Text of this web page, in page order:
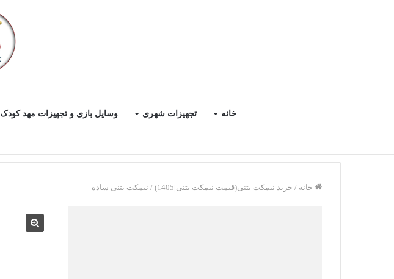
خانه تجهیزات شهری وسایل بازی و تجهیزات مهد کودک
خانه / خرید نیمکت بتنی(قیمت نیمکت بتنی|1405) / نیمکت بتنی ساده